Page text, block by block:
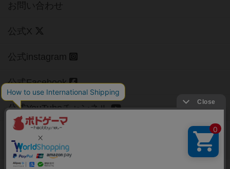
お問い合わせ
公式X
公式instagram
公式Facebook
公式YouTubeチャンネル